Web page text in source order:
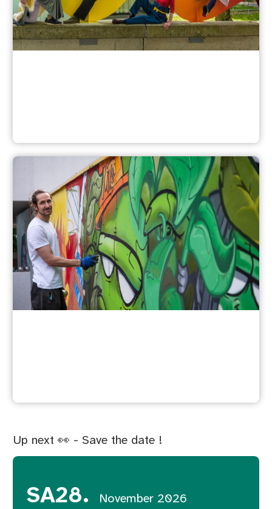
Up next 👀 - Save the date !
SA28. November 2026